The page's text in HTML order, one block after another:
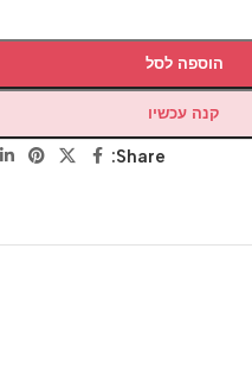
הוספה לסל
קנה עכשיו
Share: